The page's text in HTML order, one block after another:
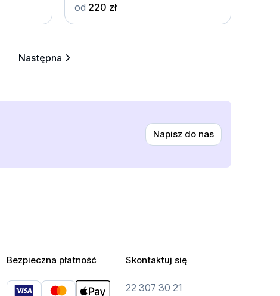
od 220 zł
Następna
Napisz do nas
Bezpieczna płatność Skontaktuj się
22 307 30 21